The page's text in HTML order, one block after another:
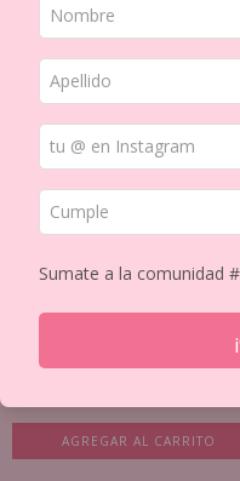
5% OFF
COMPRANDO 2 O MÁS
ADHESIVO BIFAZ EN CINTA
TALBOT 5M...
Sumate a la comunidad